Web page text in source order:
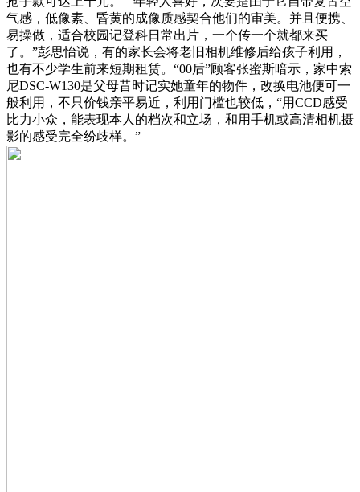
气感，低像素、昏黄的成像质感契合他们的审美。并且便携、
易操做，适合校园记登科日常出片，一个传一个就都来买
了。”彭思怡说，有的家长会将老旧相机维修后给孩子利用，
也有不少学生前来短期租赁。“00后”顾客张蜜斯暗示，家中索
尼DSC-W130是父母昔时记实她童年的物件，改换电池便可一
般利用，不只价钱亲平易近，利用门槛也较低，“用CCD感受
比力小众，能表现本人的档次和立场，和用手机或高清相机摄
影的感受完全纷歧样。”